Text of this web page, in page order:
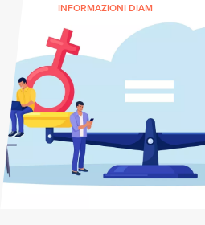
INFORMAZIONI DIAM